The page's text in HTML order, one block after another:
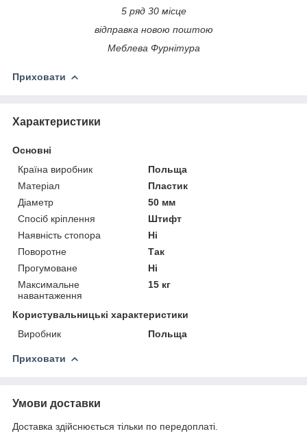
5 ряд 30 місце
відправка новою поштою
Меблева Фурнітура
Приховати
Характеристики
Основні
Країна виробник
Польща
Матеріал
Пластик
Діаметр
50 мм
Спосіб кріплення
Штифт
Наявність стопора
Ні
Поворотне
Так
Прогумоване
Ні
Максимальне
навантаження
15 кг
Користувальницькі характеристики
Виробник
Польща
Приховати
Умови доставки
Доставка здійснюється тільки по передоплаті.